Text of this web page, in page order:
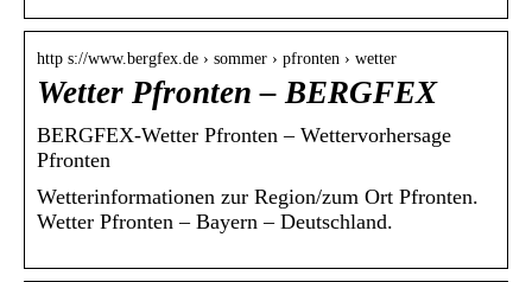
http s://www.bergfex.de › sommer › pfronten › wetter
Wetter Pfronten – BERGFEX
BERGFEX-Wetter Pfronten – Wettervorhersage
Pfronten
Wetterinformationen zur Region/zum Ort Pfronten.
Wetter Pfronten – Bayern – Deutschland.